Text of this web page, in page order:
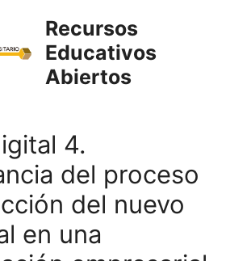
Recursos
Educativos
Abiertos
4.
del proceso
del nuevo
en una